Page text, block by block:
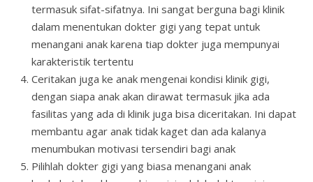
termasuk sifat-sifatnya. Ini sangat berguna bagi klinik
dalam menentukan dokter gigi yang tepat untuk
menangani anak karena tiap dokter juga mempunyai
karakteristik tertentu
Ceritakan juga ke anak mengenai kondisi klinik gigi,
dengan siapa anak akan dirawat termasuk jika ada
fasilitas yang ada di klinik juga bisa diceritakan. Ini dapat
membantu agar anak tidak kaget dan ada kalanya
menumbukan motivasi tersendiri bagi anak
Pilihlah dokter gigi yang biasa menangani anak